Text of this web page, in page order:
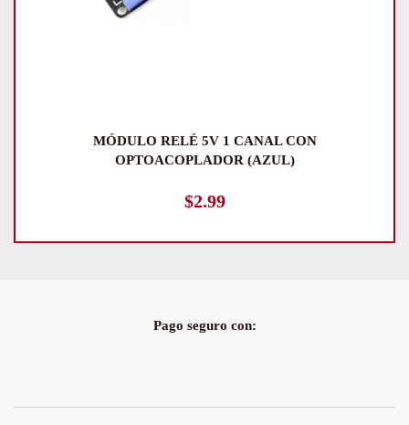
MÓDULO RELÉ 5V 1 CANAL CON
OPTOACOPLADOR (AZUL)
$2.99
Pago seguro con: